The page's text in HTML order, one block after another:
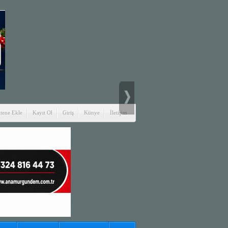
Ekle Kayıt Ol Giriş Künye İletişim